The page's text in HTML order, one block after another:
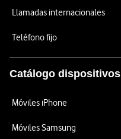
Llamadas internacionales
Teléfono fijo
Catálogo dispositivos
Móviles iPhone
Móviles Samsung